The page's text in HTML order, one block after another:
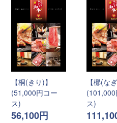
【桐(きり)】
(51,000円コー
ス)
56,100円
【梛(な
ス)